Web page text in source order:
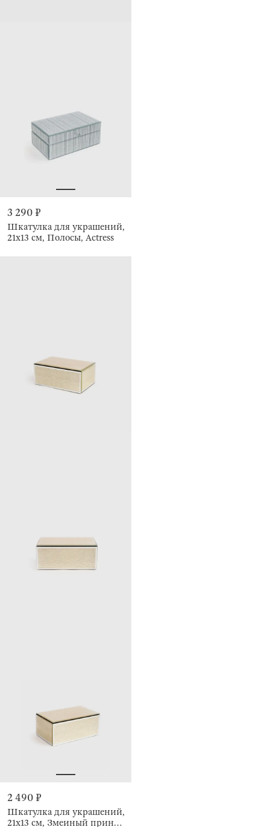
3 290 ₽
Шкатулка для украшений,
21х13 см, Полосы, Actress
2 490 ₽
Шкатулка для украшений,
21х13 см, Змеиный принт,